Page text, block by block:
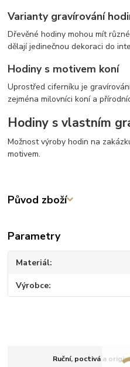
Varianty gravírování
Dřevěné hodiny mohou mít
dělají jedinečnou dekoraci do
Hodiny s motivem koní
Uprostřed ciferníku je
zejména milovníci koní a
Hodiny s vlastním
Možnost výroby hodin na
motivem.
Původ zboží
Parametry
Materiál
Výrobce
Ruční, poctivá a